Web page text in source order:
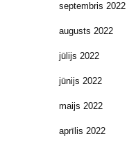
septembris 2022
augusts 2022
jūlijs 2022
jūnijs 2022
maijs 2022
aprīlis 2022